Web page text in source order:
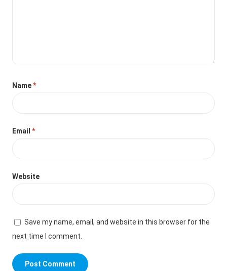
Name*
Email*
Website
Save my name, email, and website in this browser for the
next time I comment.